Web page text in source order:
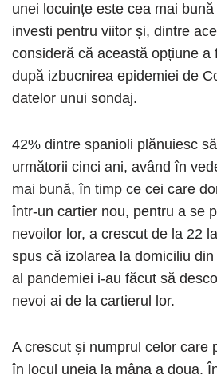
unei locuințe este cea mai
investi pentru viitor și, dintre
consideră că această opțiune a
după izbucnirea epidemiei de
datelor unui sondaj.
42% dintre spanioli plănuiesc
următorii cinci ani, având în
mai bună, în timp ce cei care
într-un cartier nou, pentru a se
nevoilor lor, a crescut de la 22
spus că izolarea la domiciliu
al pandemiei i-au făcut să
nevoi ai de la cartierul lor.
A crescut și numprul celor care
în locul uneia la mâna a doua.